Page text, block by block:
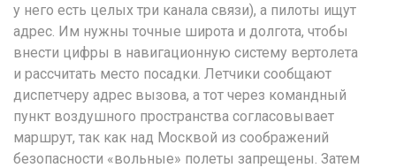
у него есть целых три канала связи), а пилоты ищут
адрес. Им нужны точные широта и долгота, чтобы
внести цифры в навигационную систему вертолета
и рассчитать место посадки. Летчики сообщают
диспетчеру адрес вызова, а тот через командный
пункт воздушного пространства согласовывает
маршрут, так как над Москвой из соображений
безопасности «вольные» полеты запрещены. Затем